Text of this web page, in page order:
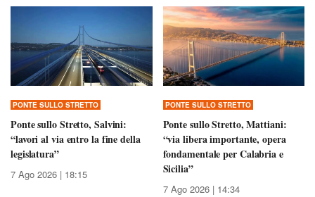
PONTE SULLO STRETTO
Ponte sullo Stretto, Salvini:
“lavori al via entro la fine della
legislatura”
7 Ago 2026 | 18:15
PONTE SULLO STRETTO
Ponte sullo Stretto, Mattiani:
“via libera importante, opera
fondamentale per Calabria e
Sicilia”
7 Ago 2026 | 14:34